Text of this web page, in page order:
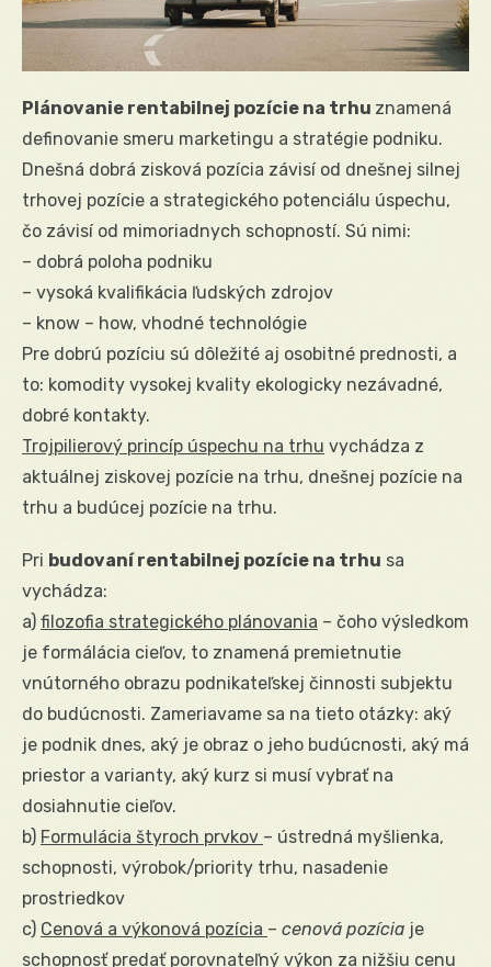
Plánovanie rentabilnej pozície na trhu znamená
definovanie smeru marketingu a stratégie podniku.
Dnešná dobrá zisková pozícia závisí od dnešnej silnej
trhovej pozície a strategického potenciálu úspechu,
čo závisí od mimoriadnych schopností. Sú nimi:
– dobrá poloha podniku
– vysoká kvalifikácia ľudských zdrojov
– know – how, vhodné technológie
Pre dobrú pozíciu sú dôležité aj osobitné prednosti, a
to: komodity vysokej kvality ekologicky nezávadné,
dobré kontakty.
Trojpilierový princíp úspechu na trhu vychádza z
aktuálnej ziskovej pozície na trhu, dnešnej pozície na
trhu a budúcej pozície na trhu.
Pri budovaní rentabilnej pozície na trhu sa
vychádza:
a) filozofia strategického plánovania – čoho výsledkom
je formálácia cieľov, to znamená premietnutie
vnútorného obrazu podnikateľskej činnosti subjektu
do budúcnosti. Zameriavame sa na tieto otázky: aký
je podnik dnes, aký je obraz o jeho budúcnosti, aký má
priestor a varianty, aký kurz si musí vybrať na
dosiahnutie cieľov.
b) Formulácia štyroch prvkov – ústredná myšlienka,
schopnosti, výrobok/priority trhu, nasadenie
prostriedkov
c) Cenová a výkonová pozícia – cenová pozícia je
schopnosť predať porovnateľný výkon za nižšiu cenu